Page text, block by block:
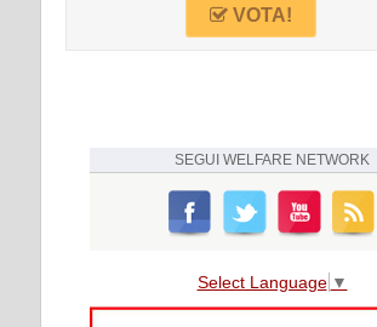
VOTA!
SEGUI WELFARE NETWORK
Select Language ▼